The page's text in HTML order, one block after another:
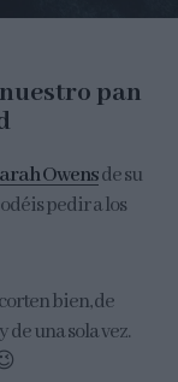
pan
Owensde su
pedir a los
bien, de
una sola vez.